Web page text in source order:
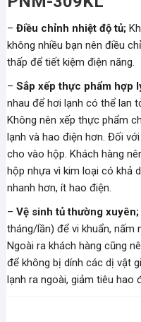
– Điều chỉnh nhiệt độ tủ;
không nhiều bạn nên điều
thấp để tiết kiệm điện năng.
– Sắp xếp thực phẩm hợp
nhau để hơi lạnh có thể lan
Không nên xếp thực phẩm
lạnh và hao điện hơn. Đối
cho vào hộp. Khách hàng
hộp nhựa vì kim loại có khả
nhanh hơn, ít hao điện.
– Vệ sinh tủ thường xuyên;
tháng/lần) để vi khuẩn, nấm
Ngoài ra khách hàng cũng
để không bị dính các dị vật
lạnh ra ngoài, giảm tiêu hao